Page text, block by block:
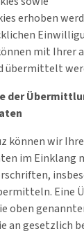
erhoben
mit Ihrer
übermittelt
der
können wir Ihre
im Einklang
Eine
oben
an gesetzlich